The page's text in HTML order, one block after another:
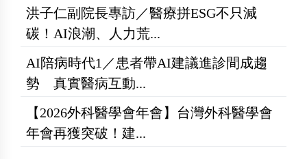
洪子仁副院長專訪／醫療拼ESG不只減
碳！AI浪潮、人力荒...
AI陪病時代1／患者帶AI建議進診間成趨
勢 真實醫病互動...
【2026外科醫學會年會】台灣外科醫學會
年會再獲突破！建...